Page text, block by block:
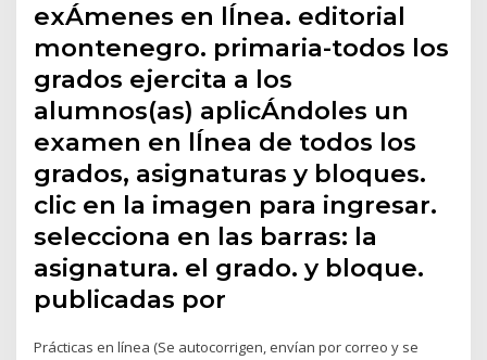
exÁmenes en lÍnea. editorial
montenegro. primaria-todos los
grados ejercita a los
alumnos(as) aplicÁndoles un
examen en lÍnea de todos los
grados, asignaturas y bloques.
clic en la imagen para ingresar.
selecciona en las barras: la
asignatura. el grado. y bloque.
publicadas por
Prácticas en línea (Se autocorrigen, envían por correo y se